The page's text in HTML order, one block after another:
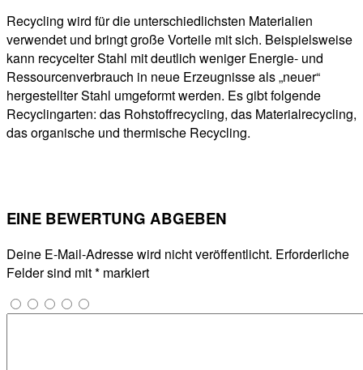
Recycling wird für die unterschiedlichsten Materialien
verwendet und bringt große Vorteile mit sich. Beispielsweise
kann recycelter Stahl mit deutlich weniger Energie- und
Ressourcenverbrauch in neue Erzeugnisse als „neuer“
hergestellter Stahl umgeformt werden. Es gibt folgende
Recyclingarten: das Rohstoffrecycling, das Materialrecycling,
das organische und thermische Recycling.
EINE BEWERTUNG ABGEBEN
Deine E-Mail-Adresse wird nicht veröffentlicht. Erforderliche
Felder sind mit* markiert